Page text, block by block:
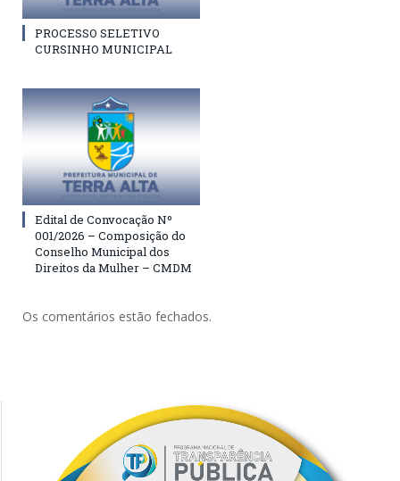
PROCESSO SELETIVO
CURSINHO MUNICIPAL
Edital de Convocação Nº
001/2026 – Composição do
Conselho Municipal dos
Direitos da Mulher – CMDM
Os comentários estão fechados.